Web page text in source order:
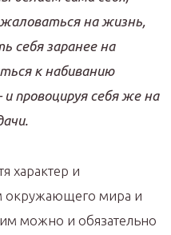
на жизнь,
себя заранее на
к набиванию
провоцируя себя же на
характер и
окружающего мира и
можно и обязательно